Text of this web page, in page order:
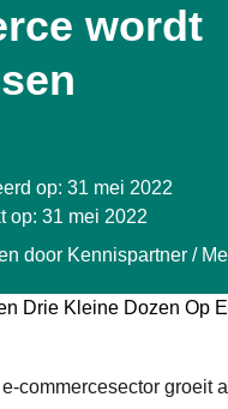
wordt
op: 31 mei 2022
op: 31 mei 2022
door Kennispartner /
commercesector groeit